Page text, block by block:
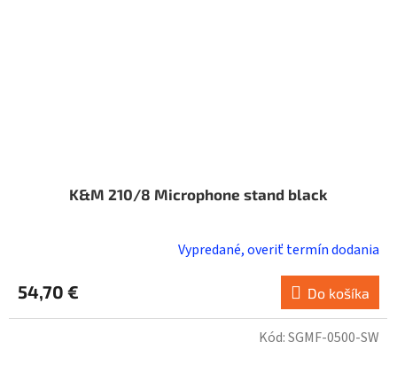
K&M 210/8 Microphone stand black
Vypredané, overiť termín dodania
54,70 € Do košíka
Kód:SGMF-0500-SW